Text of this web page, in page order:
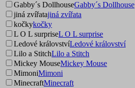
Gabby´s DollhouseGabby´s Dollhouse
jiná zvířatajiná zvířata
kočkykočky
L O L surpriseL O L surprise
Ledové královstvíLedové království
Lilo a StitchLilo a Stitch
Mickey MouseMickey Mouse
MimoniMimoni
MinecraftMinecraft